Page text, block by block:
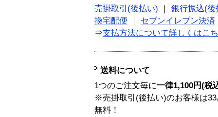
売掛取引(後払い)
銀行振込(後
換宅配便
セブンイレブン決済
⇒支払方法について詳しくはこ
送料について
1つのご注文毎に一律1,100円(税
※売掛取引(後払い)のお客様は
無料！